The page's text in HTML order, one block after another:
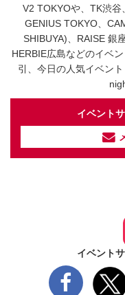
V2 TOKYOや、TK渋谷
GENIUS TOKYO、
SHIBUYA)、RAISE 銀
HERBIE広島などのイベ
引、今日の人気イベン
イベント
イベント